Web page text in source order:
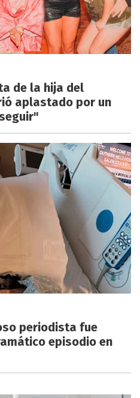
de la hija del
aplastado por un
periodista fue
episodio en